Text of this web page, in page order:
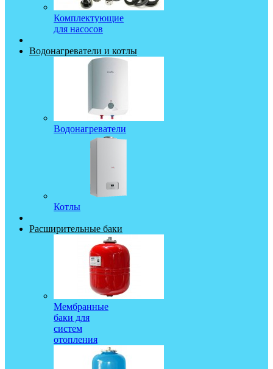
Комплектующие
для насосов
Водонагреватели и котлы
Водонагреватели
Котлы
Расширительные баки
Мембранные
баки для
систем
отопления